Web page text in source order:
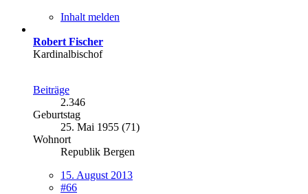
Inhalt melden
Robert Fischer
Kardinalbischof
Beiträge
2.346
Geburtstag
25. Mai 1955 (71)
Wohnort
Republik Bergen
15. August 2013
#66